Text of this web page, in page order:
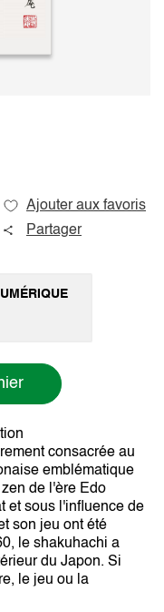
Ajouter aux favoris
Partager
consacrée au
emblématique
de l'ère Edo
et sous l'influence de
son jeu ont été
le shakuhachi a
du Japon. Si
le jeu ou la